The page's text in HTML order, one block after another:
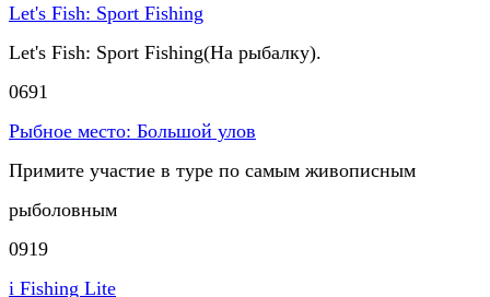
Let's Fish: Sport Fishing
Let's Fish: Sport Fishing(На рыбалку).
0691
Рыбное место: Большой улов
Примите участие в туре по самым живописным
рыболовным
0919
i Fishing Lite